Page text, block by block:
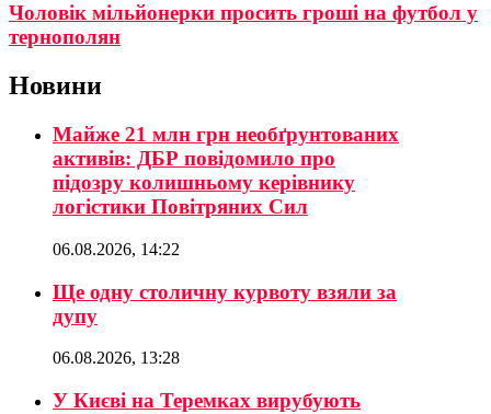
Чоловік мільйонерки просить гроші на футбол у
тернополян
Новини
Майже 21 млн грн необґрунтованих
активів: ДБР повідомило про
підозру колишньому керівнику
логістики Повітряних Сил
06.08.2026, 14:22
Ще одну столичну курвоту взяли за
дупу
06.08.2026, 13:28
У Києві на Теремках вирубують